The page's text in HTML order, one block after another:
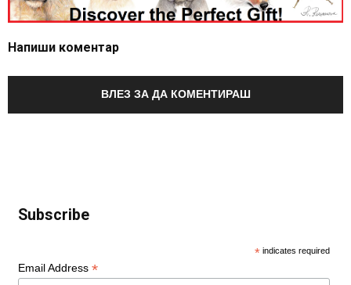
Напиши коментар
ВЛЕЗ ЗА ДА КОМЕНТИРАШ
Subscribe
* indicates required
Email Address *